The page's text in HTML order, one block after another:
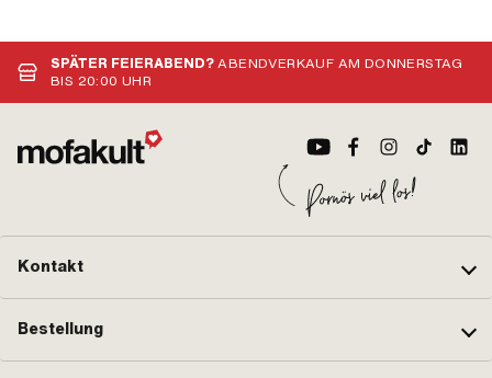
SPÄTER FEIERABEND?ABENDVERKAUF AM DONNERSTAG
BIS 20:00 UHR
Kontakt
Bestellung